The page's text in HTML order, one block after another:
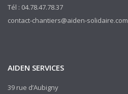
Tél : 04.78.47.78.37
contact-chantiers@aiden-solidaire.com
AIDEN SERVICES
39 rue d’Aubigny